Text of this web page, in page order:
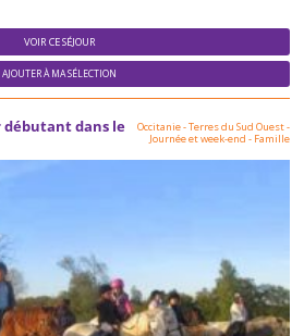
VOIR CE SÉJOUR
AJOUTER À MA SÉLECTION
débutant dans le Occitanie - Terres du Sud Ouest-
Journée et week-end - Famille